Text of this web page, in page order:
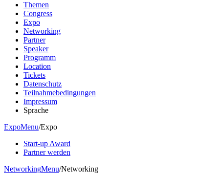
Themen
Congress
Expo
Networking
Partner
Speaker
Programm
Location
Tickets
Datenschutz
Teilnahmebedingungen
Impressum
Sprache
ExpoMenu/Expo
Start-up Award
Partner werden
NetworkingMenu/Networking